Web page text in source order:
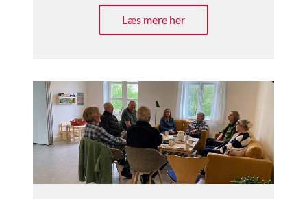
Læs mere her